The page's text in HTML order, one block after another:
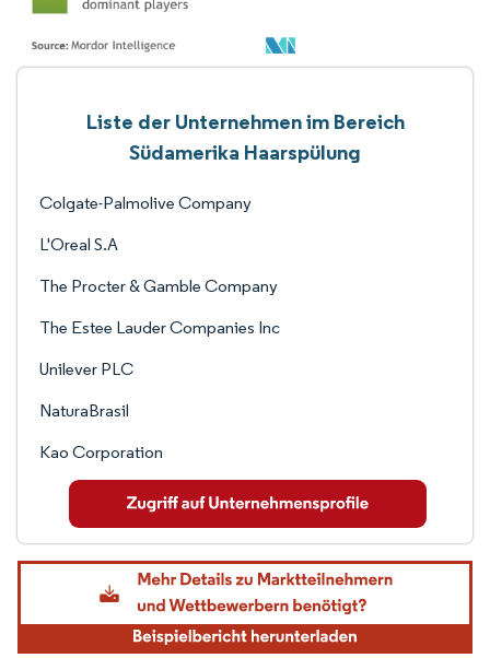
Liste der Unternehmen im Bereich
Südamerika Haarspülung
Colgate-Palmolive Company
L'Oreal S.A
The Procter & Gamble Company
The Estee Lauder Companies Inc
Unilever PLC
NaturaBrasil
Kao Corporation